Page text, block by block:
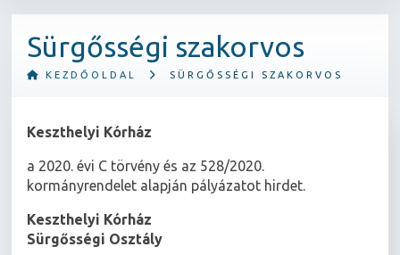
Sürgősségi szakorvos
KEZDŐOLDAL SÜRGŐSSÉGI SZAKORVOS
Keszthelyi Kórház
a 2020. évi C törvény és az 528/2020.
kormányrendelet alapján pályázatot hirdet.
Keszthelyi Kórház
Sürgősségi Osztály